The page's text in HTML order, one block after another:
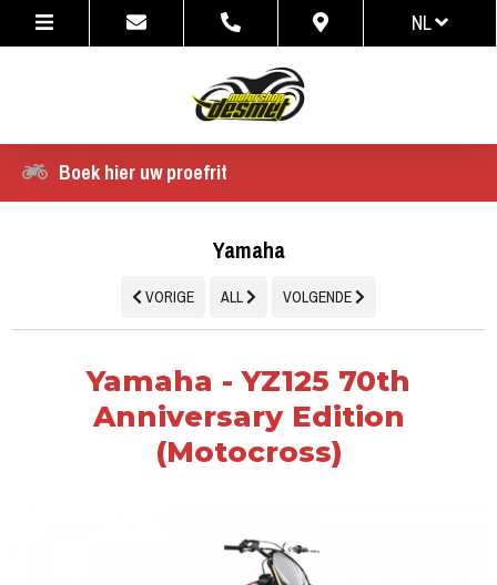
NLFR
Boek hier uw proefrit
Yamaha
VORIGE ALL VOLGENDE
Yamaha - YZ125 70th
Anniversary Edition
(Motocross)